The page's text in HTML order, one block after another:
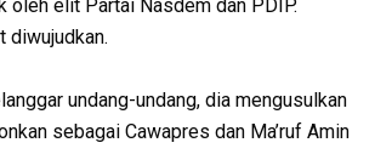
oleh elit Partai Nasdem dan PDIP.
diwujudkan.
undang-undang, dia mengusulkan
sebagai Cawapres dan Ma’ruf Amin